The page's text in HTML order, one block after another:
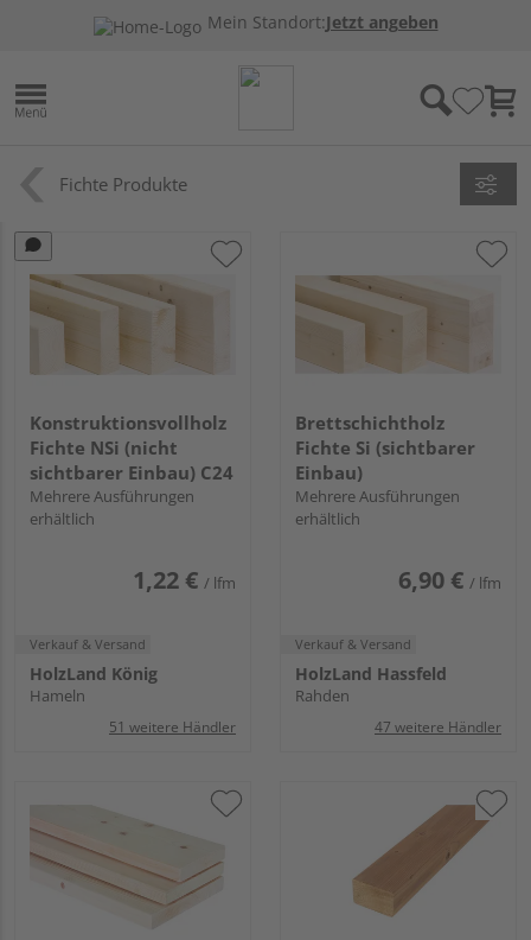
Mein Standort:Jetzt angeben
Fichte Produkte
Konstruktionsvollholz
Fichte NSi (nicht
sichtbarer Einbau) C24
Mehrere Ausführungen
erhältlich
1,22 € / lfm
Verkauf & Versand
HolzLand König
Hameln
51 weitere Händler
Brettschichtholz
Fichte Si (sichtbarer
Einbau)
Mehrere Ausführungen
erhältlich
6,90 € / lfm
Verkauf & Versand
HolzLand Hassfeld
Rahden
47 weitere Händler